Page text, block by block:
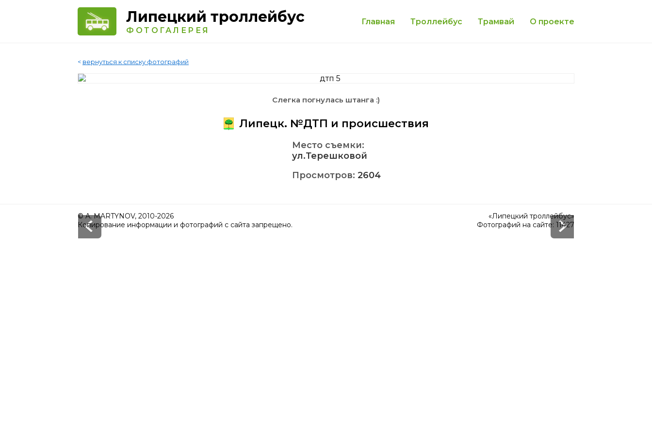
Липецкий троллейбус
ФОТОГАЛЕРЕЯ
Главная Троллейбус Трамвай О проекте
< вернуться к списку фотографий
Слегка погнулась штанга :)
Липецк. №ДТП и происшествия
Место съемки:
ул.Терешковой
Просмотров: 2604
© A. MARTYNOV, 2010-2026
Копирование информации и фотографий с сайта запрещено.
«Липецкий троллейбус»
Фотографий на сайте: 11427